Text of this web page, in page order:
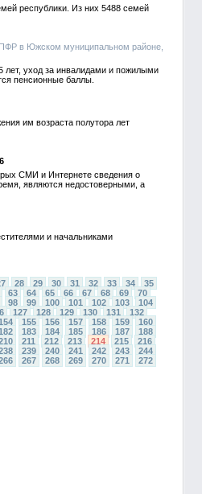
республики. Из них 5488 семей
в Южском муниципальном районе,
лет, уход за инвалидами и пожилыми
пенсионные баллы.
им возраста полутора лет
СМИ и Интернете сведения о
являются недостоверными, а
и начальниками
28 29 30 31 32 33 34
35
63 64 65 66 67 68 69
70
98 99 100 101 102 103
104
127 128 129 130 131
132
155 156 157 158 159
160
183 184 185 186 187
188
211 212 213 214 215
216
239 240 241 242 243
244
267 268 269 270 271
272